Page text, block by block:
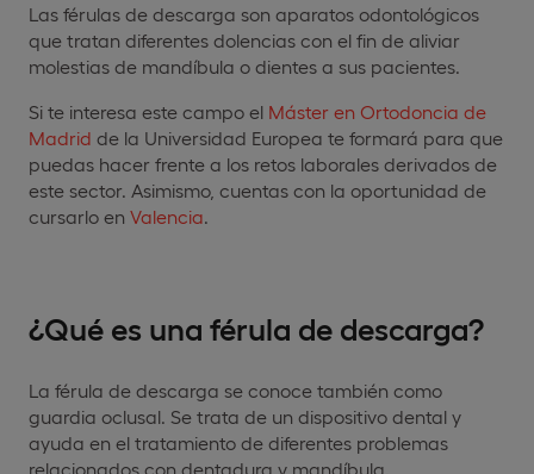
Las férulas de descarga son aparatos odontológicos
que tratan diferentes dolencias con el fin de aliviar
molestias de mandíbula o dientes a sus pacientes.
Si te interesa este campo el Máster en Ortodoncia de
Madrid de la Universidad Europea te formará para que
puedas hacer frente a los retos laborales derivados de
este sector. Asimismo, cuentas con la oportunidad de
cursarlo en Valencia
¿Qué es una férula de descarga?
La férula de descarga se conoce también como
guardia oclusal. Se trata de un dispositivo dental y
ayuda en el tratamiento de diferentes problemas
relacionados con dentadura y mandíbula.